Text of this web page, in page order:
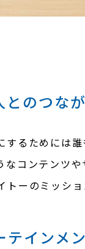
のつな
るためには
コンテンツ
ーのミッショ
インメ